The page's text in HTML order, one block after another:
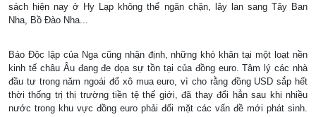
sách hiện nay ở Hy Lạp không thể ngăn chặn, lây lan sang Tây Ban
Nha, Bồ Ðào Nha...
Báo Ðộc lập của Nga cũng nhận định, những khó khăn tại một loạt nền
kinh tế châu Âu đang đe dọa sự tồn tại của đồng euro. Tâm lý các nhà
đầu tư trong năm ngoái đổ xô mua euro, vì cho rằng đồng USD sắp hết
thời thống trị thị trường tiền tệ thế giới, đã thay đổi hẳn sau khi nhiều
nước trong khu vực đồng euro phải đối mặt các vấn đề mới phát sinh.